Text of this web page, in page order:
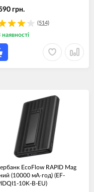
(514)
грн.
наявності
EcoFlow RAPID Mag
(10000 мА·год) (EF-
10K-B-EU)